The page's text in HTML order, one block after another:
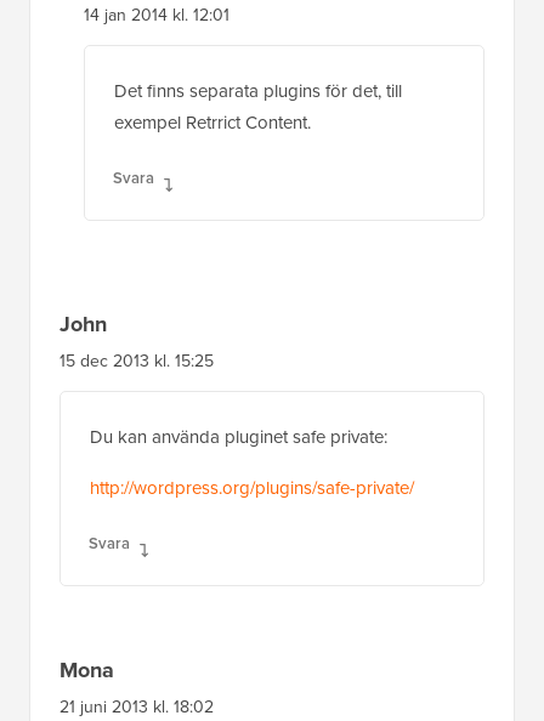
14 jan 2014 kl. 12:01
Det finns separata plugins för det, till
exempel Retrrict Content.
Svara
John
15 dec 2013 kl. 15:25
Du kan använda pluginet safe private:
http://wordpress.org/plugins/safe-private/
Svara
Mona
21 juni 2013 kl. 18:02